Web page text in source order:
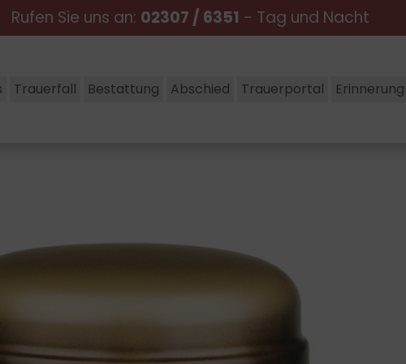
Rufen Sie uns an: 02307 / 6351 - Tag und Nacht
Trauerfall Bestattung Abschied Trauerportal Erinnerung